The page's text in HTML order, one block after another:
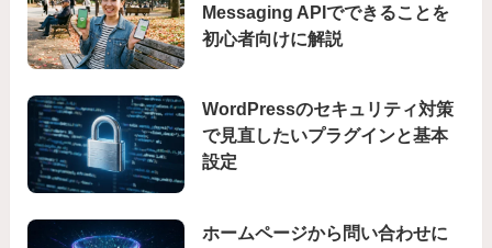
Messaging APIでできることを
初心者向けに解説
WordPressのセキュリティ対策
で見直したいプラグインと基本
設定
ホームページから問い合わせに